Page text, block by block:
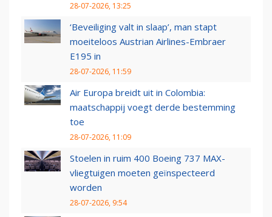
28-07-2026, 13:25
‘Beveiliging valt in slaap’, man stapt
moeiteloos Austrian Airlines-Embraer
E195 in
28-07-2026, 11:59
Air Europa breidt uit in Colombia:
maatschappij voegt derde bestemming
toe
28-07-2026, 11:09
Stoelen in ruim 400 Boeing 737 MAX-
vliegtuigen moeten geïnspecteerd
worden
28-07-2026, 9:54